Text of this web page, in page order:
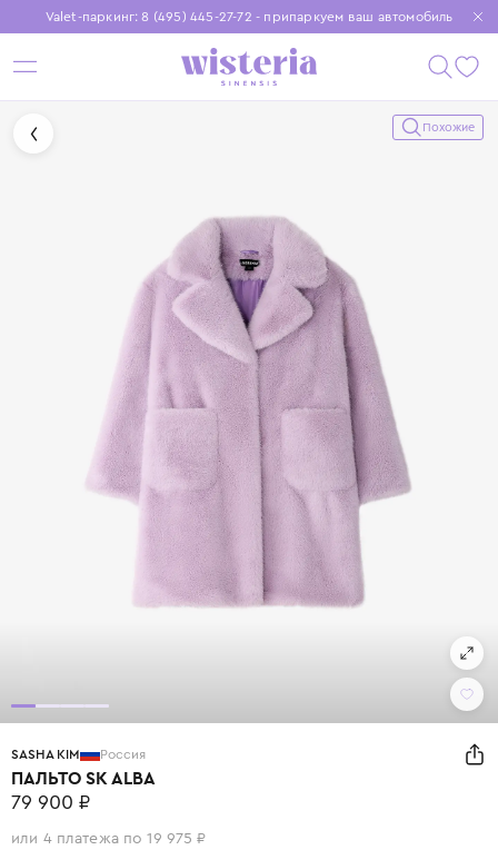
Valet-паркинг: 8 (495) 445-27-72 - припаркуем ваш автомобиль
Бесплатная доставка при заказе от 15 000 ₽
Установите приложение, чтобы покупки были еще удобнее
Похожие
SASHA KIM Россия
ПАЛЬТО SK ALBA
79 900 ₽
или 4 платежа по 19 975 ₽